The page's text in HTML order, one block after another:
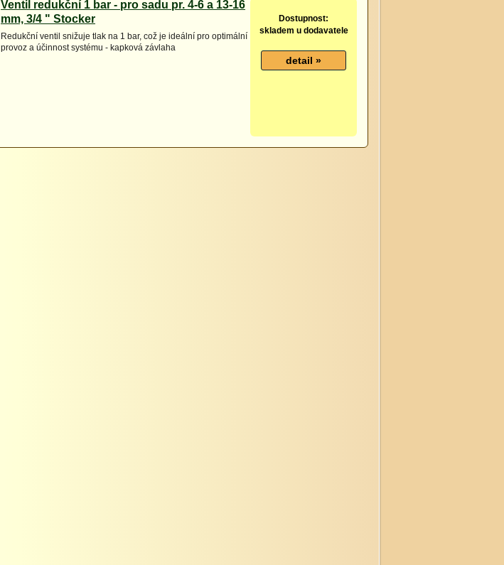
Ventil redukční 1 bar - pro sadu pr. 4-6 a 13-16
mm, 3/4 " Stocker
Redukční ventil snižuje tlak na 1 bar, což je ideální pro optimální
provoz a účinnost systému - kapková závlaha
Dostupnost:
skladem u dodavatele